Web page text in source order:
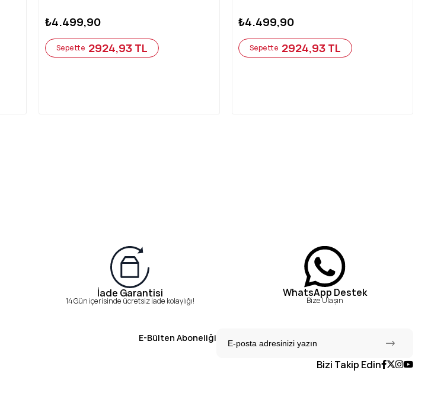
₺4.499,90
Sepette 2924,93 TL
₺4.499,90
Sepette 2924,93 TL
İade Garantisi
14 Gün içerisinde ücretsiz iade kolaylığı!
WhatsApp Destek
Bize Ulaşın
E-Bülten Aboneliği
Bizi Takip Edin